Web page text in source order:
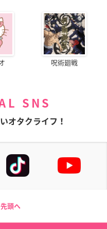
呪術廻戦
SNS
オタクライフ！
頭へ